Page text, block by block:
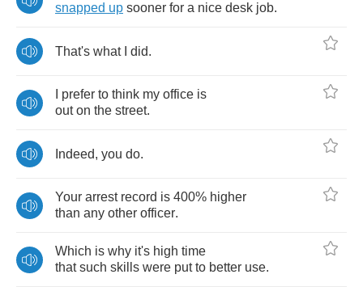
snapped up sooner for a nice desk job.
That's what did.
prefer to think my office is
out on the street.
Indeed, you do.
Your arrest record is 400% higher
than any other officer.
Which is why it's high time
that such skills were put to better use.